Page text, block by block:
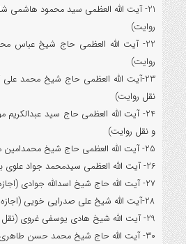
21- آیت الله العظمی سید محمود هاشمی
روایت)
22- آیت الله العظمی حاج شیخ عباس
روایت)
23-آیت الله العظمی حاج شیخ محمد علی
نقل روایت)
24- آیت الله العظمی حاج سید
و نقل روایت)
25- آیت الله العظمی حاج شیخ محمدامین مامقانی (نقل روایت)
26- آیت الله العظمی سیدمحمد جواد علوی بروجردی (نقل روایت)
27- آیت الله حاج شیخ اسدالله جوادی (اجازه اجتهاد و نقل روایت)
28-آیت الله شیخ علی صدرایی خویی (اجازه نقل روایت)
29- آیت الله شیخ هادی یوسفی غروی (نقل روایت)
30- آیت الله حاج شیخ محمد حسن طاهری (نقل روایت)